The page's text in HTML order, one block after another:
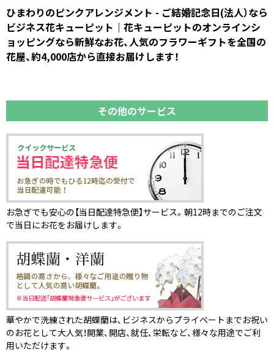
ひまわりのピンクアレンジメント - ご結婚記念日(法人）なら
ビジネス花キューピット｜花キューピットのオンラインシ
ョッピングなら新鮮なお花、人気のフラワーギフトを全国の
花屋、約4,000店から直接お届けします！
その他のサービス
お急ぎでも安心の【当日配達特急便】サービス。朝12時までのご注文
で当日にお花をお届けします。
華やかで洗練された胡蝶蘭は、ビジネスからプライベートまでお祝い
のお花として大人気！開業、開店、就任、栄転など、様々な用途でご利
用いただけます。